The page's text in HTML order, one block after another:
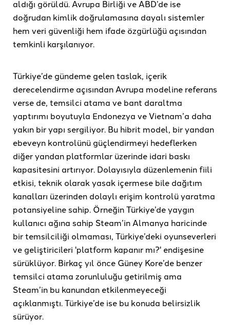
aldığı görüldü. Avrupa Birliği ve ABD’de ise
doğrudan kimlik doğrulamasına dayalı sistemler
hem veri güvenliği hem ifade özgürlüğü açısından
temkinli karşılanıyor.
Türkiye’de gündeme gelen taslak, içerik
derecelendirme açısından Avrupa modeline referans
verse de, temsilci atama ve bant daraltma
yaptırımı boyutuyla Endonezya ve Vietnam’a daha
yakın bir yapı sergiliyor. Bu hibrit model, bir yandan
ebeveyn kontrolünü güçlendirmeyi hedeflerken
diğer yandan platformlar üzerinde idari baskı
kapasitesini artırıyor. Dolayısıyla düzenlemenin fiili
etkisi, teknik olarak yasak içermese bile dağıtım
kanalları üzerinden dolaylı erişim kontrolü yaratma
potansiyeline sahip. Örneğin Türkiye’de yaygın
kullanıcı ağına sahip Steam’in Almanya haricinde
bir temsilciliği olmaması, Türkiye’deki oyunseverleri
ve geliştiricileri 'platform kapanır mı?' endişesine
sürüklüyor. Birkaç yıl önce Güney Kore’de benzer
temsilci atama zorunluluğu getirilmiş ama
Steam’in bu kanundan etkilenmeyeceği
açıklanmıştı. Türkiye’de ise bu konuda belirsizlik
sürüyor.